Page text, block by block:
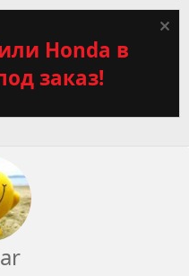
Honda в
заказ!